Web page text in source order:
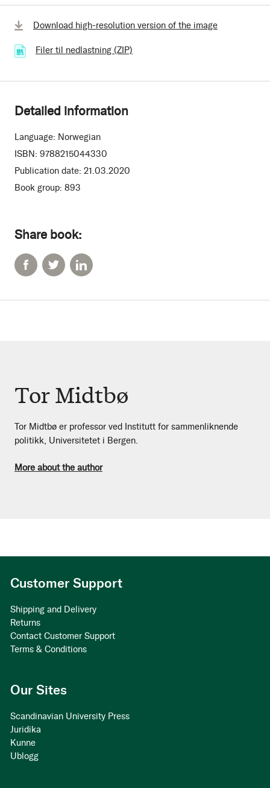
Share book:
Download high-resolution version of the image
Filer til nedlastning (ZIP)
Detailed information
Language: Norwegian
ISBN: 9788215044330
Publication date: 21.03.2020
Book group: 893
Tor Midtbø
Tor Midtbø er professor ved Institutt for sammenliknende
politikk, Universitetet i Bergen.
More about the author
Customer Support
Shipping and Delivery
Returns
Contact Customer Support
Terms & Conditions
Our Sites
Scandinavian University Press
Juridika
Kunne
Ublogg